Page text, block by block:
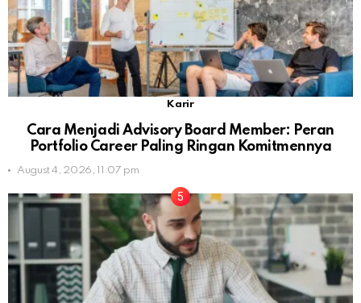
Karir
Cara Menjadi Advisory Board Member: Peran
Portfolio Career Paling Ringan Komitmennya
August 4, 2026, 11:07 pm